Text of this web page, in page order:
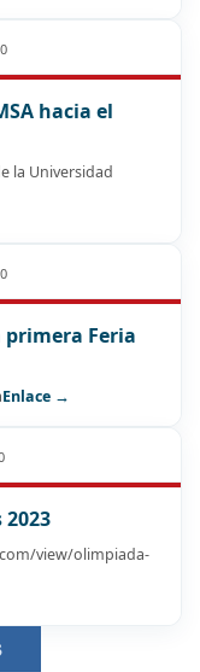
hacia el
la Universidad
primera Feria
Enlace →
view/olimpiada-